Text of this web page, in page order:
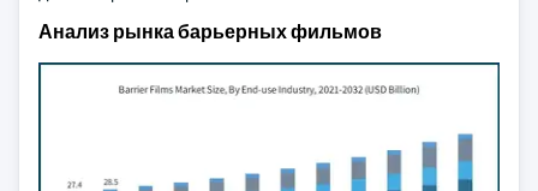
Анализ рынка барьерных фильмов